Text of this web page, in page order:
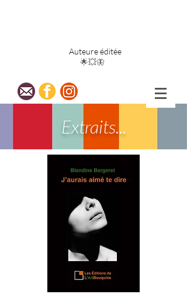
Auteure éditée
🌟💥🦋
Extraits...